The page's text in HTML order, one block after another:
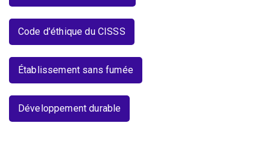
Code d'éthique du CISSS
Établissement sans fumée
Développement durable